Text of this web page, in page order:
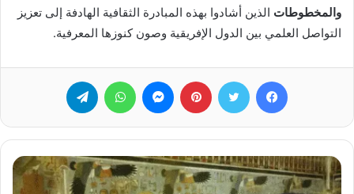
والمخطوطات الذين أشادوا بهذه المبادرة الثقافية الهادفة إلى تعزيز
التواصل العلمي بين الدول الإفريقية وصون كنوزها المعرفية.
فيسبوك تويتر بينتيريست ماسنجر واتساب